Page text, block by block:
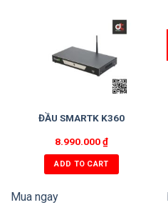
ĐẦU SMARTK K360
8.990.000₫
ADD TO CART
Mua ngay